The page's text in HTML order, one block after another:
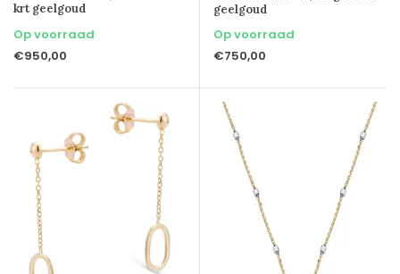
krt geelgoud
Op voorraad
€950,00
geelgoud
Op voorraad
€750,00